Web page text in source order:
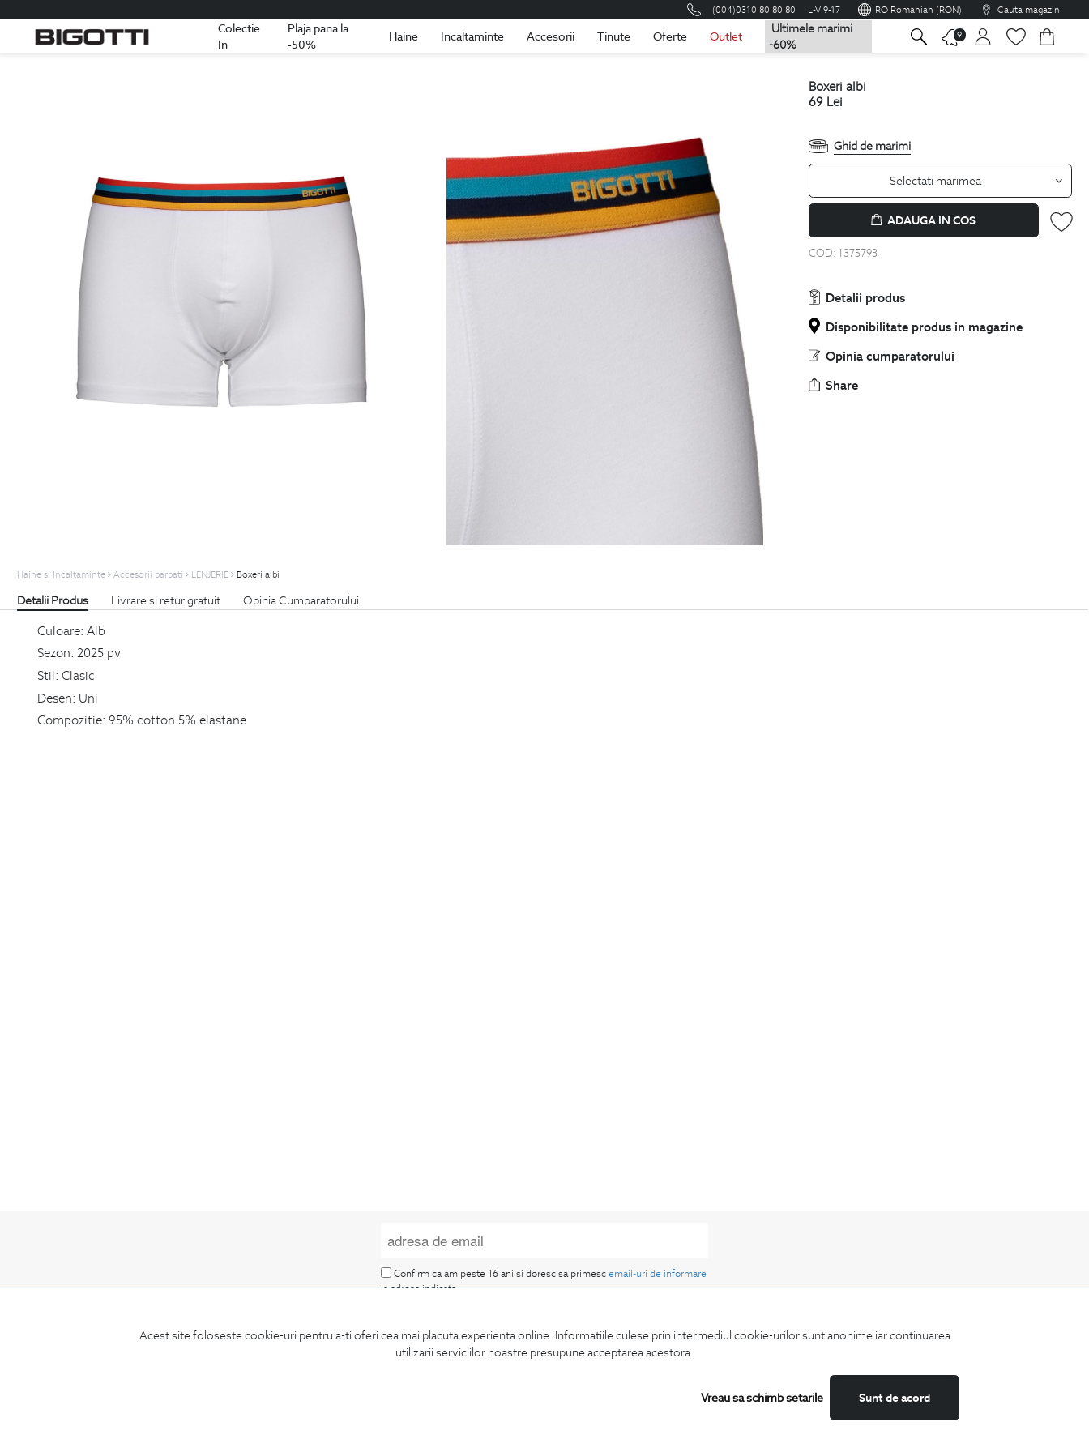
Acest site foloseste cookie-uri pentru a-ti oferi cea mai placuta experienta online. Informatiile culese prin intermediul cookie-urilor sunt anonime iar continuarea
utilizarii serviciilor noastre presupune acceptarea acestora.
Sunt de acord
Vreau sa schimb setarile
(004)0310 80 80 80 L-V 9-17 RO Romanian (RON) Cauta magazin
Colectie
In
Plaja pana la
-50%
Haine Incaltaminte Accesorii Tinute Oferte Outlet
Ultimele marimi
-60%
9
Romania Romana
boxeri albi
69 Lei
Ghid de marimi
Selectati marimea
ADAUGA IN COS
COD: 1375793
Detalii produs
Disponibilitate produs in magazine
Opinia cumparatorului
Share
Haine si Incaltaminte Accesorii barbati LENJERIE Boxeri albi
Detalii Produs Livrare si retur gratuit Opinia Cumparatorului
Culoare: Alb
Sezon: 2025 pv
Stil: Clasic
Desen: Uni
Compozitie: 95% cotton 5% elastane
LA NEWSLETTER
Confirm ca am peste 16 ani si doresc sa primescemail-uri de informare
la adresa indicata.
oferte speciale si trenduri in moda masculina.